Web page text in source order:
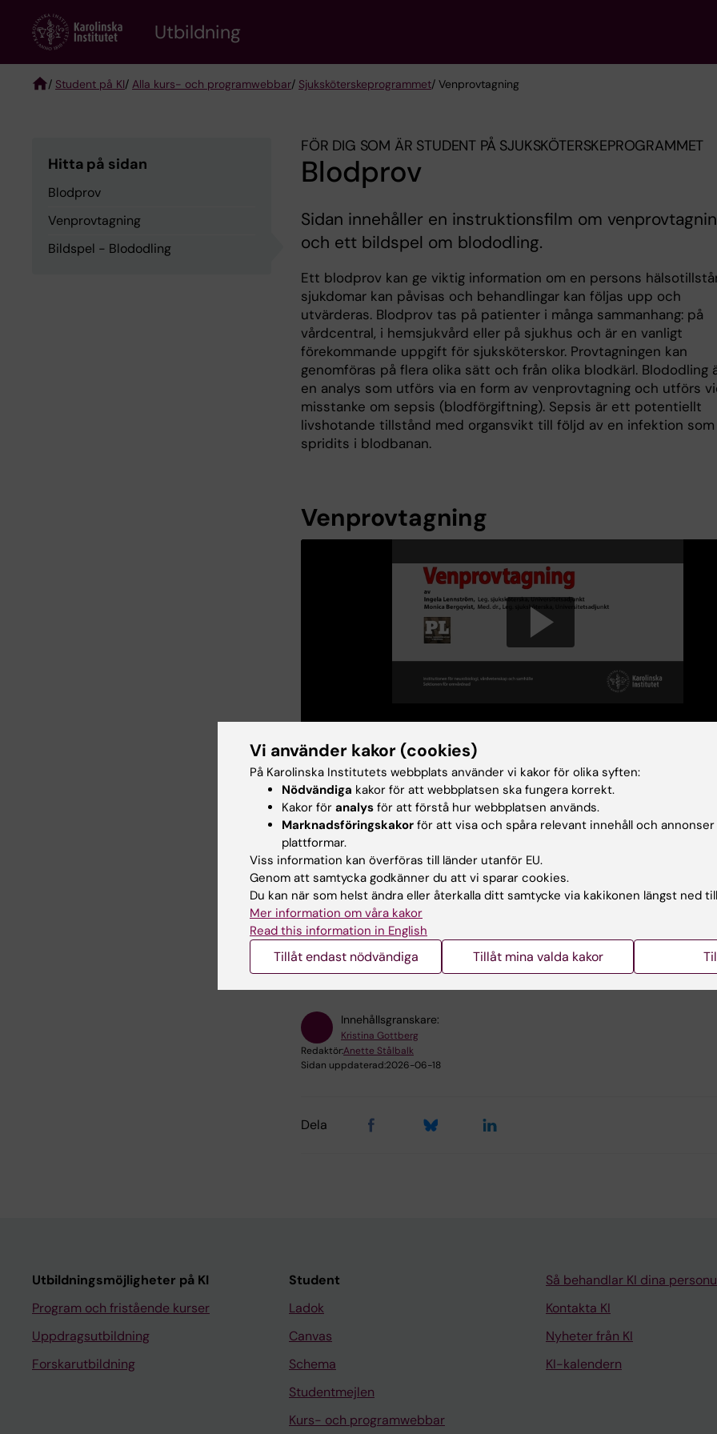
content
Utbildning
/ Student på KI/ Alla kurs- och programwebbar/ Sjuksköterske­programmet/ Venprovtagning
Hitta på sidan
Blodprov
Venprovtagning
Bildspel - Blododling
FÖR DIG SOM ÄR STUDENT PÅ SJUKSKÖTERSKE­PROGRAMMET
Blodprov
Sidan innehåller en instruktionsfilm om
och ett bildspel om blododling.
Ett blodprov kan ge viktig information om en persons
sjukdomar kan påvisas och behandlingar kan följas upp och
utvärderas. Blodprov tas på patienter i många sammanhang: på
vårdcentral, i hemsjukvård eller på sjukhus och är en vanligt
förekommande uppgift för sjuksköterskor. Provtagningen kan
genomföras på flera olika sätt och från olika blodkärl. Blododling
en analys som utförs via en form av venprovtagning och utförs
misstanke om sepsis (blodförgiftning). Sepsis är ett potentiellt
livshotande tillstånd med organsvikt till följd av en infektion som
spridits i blodbanan.
Venprovtagning
Bildspel - Blododling
Blododling bildspel (PDF, 1.64 MB)
Hade du nytta av informationen på denna sida?
Innehållsgranskare:
Kristina Gottberg
Redaktör:Anette Stålbalk
Sidan uppdaterad:2026-06-18
Dela
Utbildningsmöjligheter på KI
Program och fristående kurser
Uppdragsutbildning
Forskarutbildning
Student
Ladok
Canvas
Schema
Studentmejlen
Kurs- och programwebbar
Så behandlar KI dina
Kontakta KI
Nyheter från KI
KI-kalendern
Vi använder kakor (cookies)
På Karolinska Institutets webbplats använder vi kakor för olika syften:
Nödvändiga kakor för att webbplatsen ska fungera korrekt.
Kakor för analys för att förstå hur webbplatsen används.
Marknadsföringskakor för att visa och spåra relevant innehåll och
plattformar.
Viss information kan överföras till länder utanför EU.
Genom att samtycka godkänner du att vi sparar cookies.
Du kan när som helst ändra eller återkalla ditt samtycke via kakikonen längst ned
Mer information om våra kakor
Read this information in English
Tillåt endast nödvändiga Tillåt mina valda kakor